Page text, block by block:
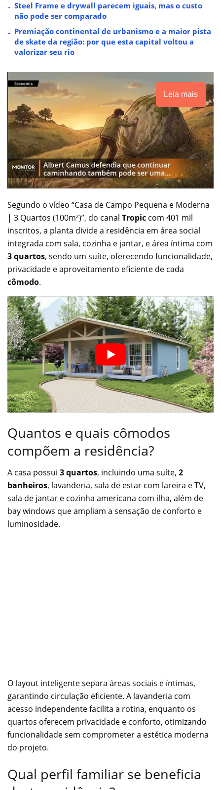
Steel Frame e drywall parecem iguais, mas o custo
não pode ser comparado
Premiação continental de urbanismo e a maior pista
de skate da região: por que esta capital voltou a
valorizar seu rio
Leia mais
Segundo o vídeo “Casa de Campo Pequena e Moderna
| 3 Quartos (100m²)”, do canal Tropic com 401 mil
inscritos, a planta divide a residência em área social
integrada com sala, cozinha e jantar, e área íntima com
3 quartos, sendo um suíte, oferecendo funcionalidade,
privacidade e aproveitamento eficiente de cada
cômodo.
Quantos e quais cômodos
compõem a residência?
A casa possui 3 quartos, incluindo uma suíte, 2
banheiros, lavanderia, sala de estar com lareira e TV,
sala de jantar e cozinha americana com ilha, além de
bay windows que ampliam a sensação de conforto e
luminosidade.
O layout inteligente separa áreas sociais e íntimas,
garantindo circulação eficiente. A lavanderia com
acesso independente facilita a rotina, enquanto os
quartos oferecem privacidade e conforto, otimizando
funcionalidade sem comprometer a estética moderna
do projeto.
Qual perfil familiar se beneficia